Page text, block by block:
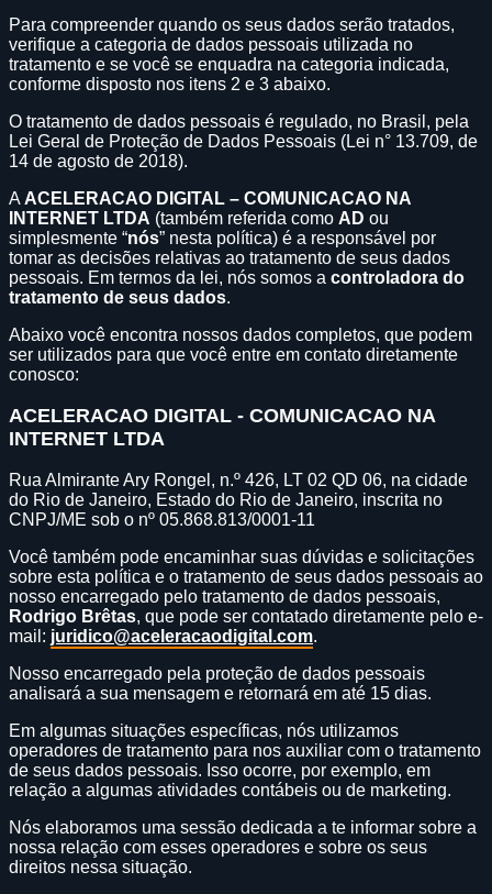
Para compreender quando os seus dados serão tratados,
verifique a categoria de dados pessoais utilizada no
tratamento e se você se enquadra na categoria indicada,
conforme disposto nos itens 2 e 3 abaixo.
O tratamento de dados pessoais é regulado, no Brasil, pela
Lei Geral de Proteção de Dados Pessoais (Lei n° 13.709, de
14 de agosto de 2018).
A ACELERACAO DIGITAL – COMUNICACAO NA
INTERNET LTDA (também referida como AD ou
simplesmente “nós” nesta política) é a responsável por
tomar as decisões relativas ao tratamento de seus dados
pessoais. Em termos da lei, nós somos a controladora do
tratamento de seus dados.
Abaixo você encontra nossos dados completos, que podem
ser utilizados para que você entre em contato diretamente
conosco:
ACELERACAO DIGITAL - COMUNICACAO NA
INTERNET LTDA
Rua Almirante Ary Rongel, n.º 426, LT 02 QD 06, na cidade
do Rio de Janeiro, Estado do Rio de Janeiro, inscrita no
CNPJ/ME sob o nº 05.868.813/0001-11
Você também pode encaminhar suas dúvidas e solicitações
sobre esta política e o tratamento de seus dados pessoais ao
nosso encarregado pelo tratamento de dados pessoais,
Rodrigo Brêtas, que pode ser contatado diretamente pelo e-
mail: juridico@aceleracaodigital.com.
Nosso encarregado pela proteção de dados pessoais
analisará a sua mensagem e retornará em até 15 dias.
Em algumas situações específicas, nós utilizamos
operadores de tratamento para nos auxiliar com o tratamento
de seus dados pessoais. Isso ocorre, por exemplo, em
relação a algumas atividades contábeis ou de marketing.
Nós elaboramos uma sessão dedicada a te informar sobre a
nossa relação com esses operadores e sobre os seus
direitos nessa situação.